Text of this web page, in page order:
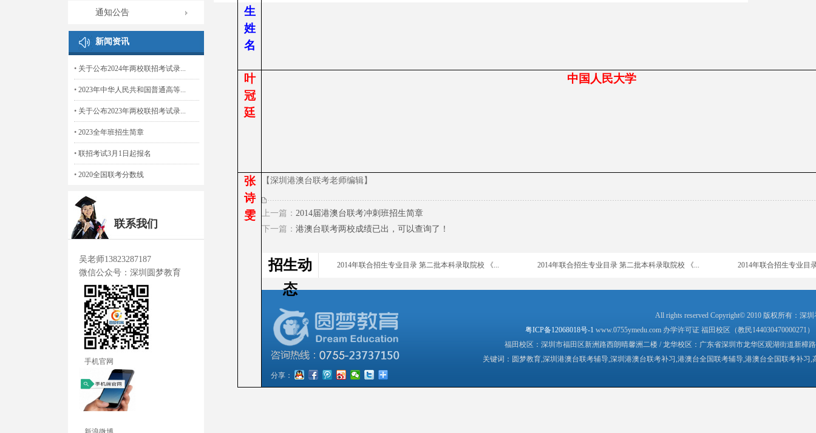
通知公告
新闻资讯
• 关于公布2024年两校联招考试录...
• 2023年中华人民共和国普通高等...
• 关于公布2023年两校联招考试录...
• 2023全年班招生简章
• 联招考试3月1日起报名
• 2020全国联考分数线
联系我们
吴老师13823287187
微信公众号：深圳圆梦教育
手机官网
新浪微博
生
姓
名
叶
冠
廷
中国人民大学
张
诗
雯
【深圳港澳台联考老师编辑】
上一篇： 2014届港澳台联考冲刺班招生简章
下一篇： 港澳台联考两校成绩已出，可以查询了！
招生动
态
2014年联合招生专业目录 第二批本科录取院校 《...
2014年联合招生专业目录 第二批本科录取院校 《... 2014年联合招生专业目录 第二批本科录取院校 《... 2014年联合招生专业目
2014年联合招生专业目录 第二批本科录取院校 《... 2014年联合招生专业目录 第二批本科录取院校 《... 2014年联合招生专业目
2014年联合招生专业目录 第二批本科录取院校 《... 2014年联合招生专业目录 第二批本科录取院校 《... 2014年联合招生专业目
2014年联合招生专业目录 第二批本科录取院校 《... 2014年联合招生专业目录 第一批本科录取院校 《... 2014年联合招生专业目
2014年联合招生专业目录 第一批本科录取院校 《... 2014年联合招生专业目录 第一批本科录取院校 《... 2014年联合招生专业目
2014年联合招生专业目录 第一批本科录取院校 《... 2014年联合招生专业目录 第一批本科录取院校 《... 2014年联合招生专业目
分享：
All rights reserved Copyright© 2010 版权所有：深
粤ICP备12068018号-1 www.0755ymedu.com 办学许可证 福田校区（教民144030470000271
福田校区：深圳市福田区新洲路西朗晴馨洲二楼 / 龙华校区：广东省深圳市龙华区观湖街道新樟
关键词：圆梦教育,深圳港澳台联考辅导,深圳港澳台联考补习,港澳台全国联考辅导,港澳台全国联考补习